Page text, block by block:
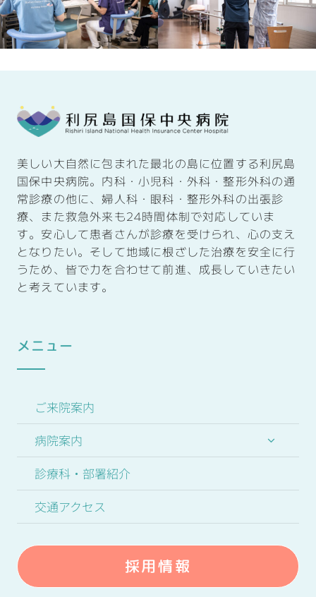
美しい大自然に包まれた最北の島に位置する利尻島
国保中央病院。内科・小児科・外科・整形外科の通
常診療の他に、婦人科・眼科・整形外科の出張診
療、また救急外来も24時間体制で対応していま
す。安心して患者さんが診療を受けられ、心の支え
となりたい。そして地域に根ざした治療を安全に行
うため、皆で力を合わせて前進、成長していきたい
と考えています。
メニュー
ご来院案内
病院案内
診療科・部署紹介
交通アクセス
採用情報